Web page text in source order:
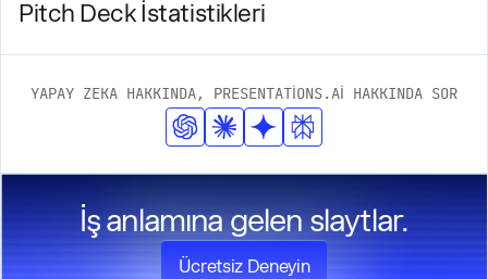
Pitch Deck İstatistikleri
YAPAY ZEKA HAKKINDA, PRESENTATIONS.AI HAKKINDA SOR
İş anlamına gelen slaytlar.
Ücretsiz Deneyin